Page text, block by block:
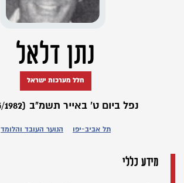
נתן דלאל
חלל מערכות ישראל
נפל ביום ט' באייר תשמ"ב (02/05/1982)
תל אביב-יפו הנוער העובד והלומד
מידע כללי